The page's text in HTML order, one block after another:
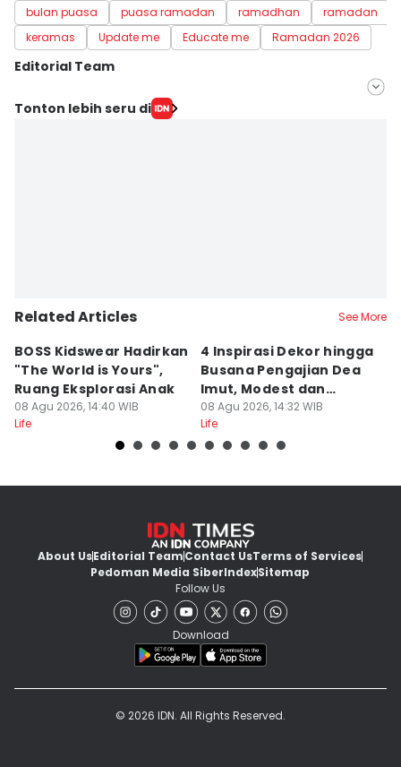
bulan puasa puasa ramadan ramadhan
ramadan
keramas
Update me Educate me Ramadan 2026
Editorial Team
Editor
Tonton lebih seru di
Related Articles See More
BOSS Kidswear Hadirkan
"The World is Yours",
Ruang Eksplorasi Anak
08 Agu 2026, 14:40 WIB
Life
4 Inspirasi Dekor hingga
Busana Pengajian Dea
Imut, Modest dan
Anggun!
08 Agu 2026, 14:32 WIB
Life
About UsEditorial TeamContact UsTerms of Services
Pedoman Media SiberIndexSitemap
Follow Us
Download
© 2026 IDN. All Rights Reserved.